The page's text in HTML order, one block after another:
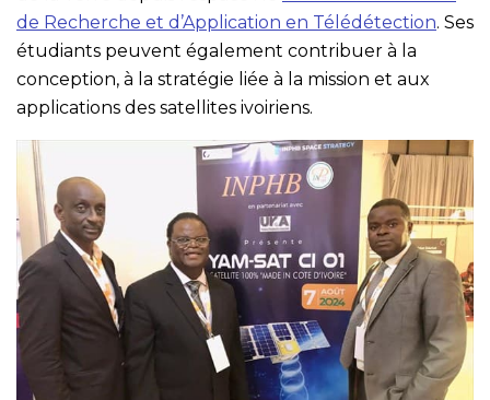
de Recherche et d’Application en Télédétection. Ses
étudiants peuvent également contribuer à la
conception, à la stratégie liée à la mission et aux
applications des satellites ivoiriens.